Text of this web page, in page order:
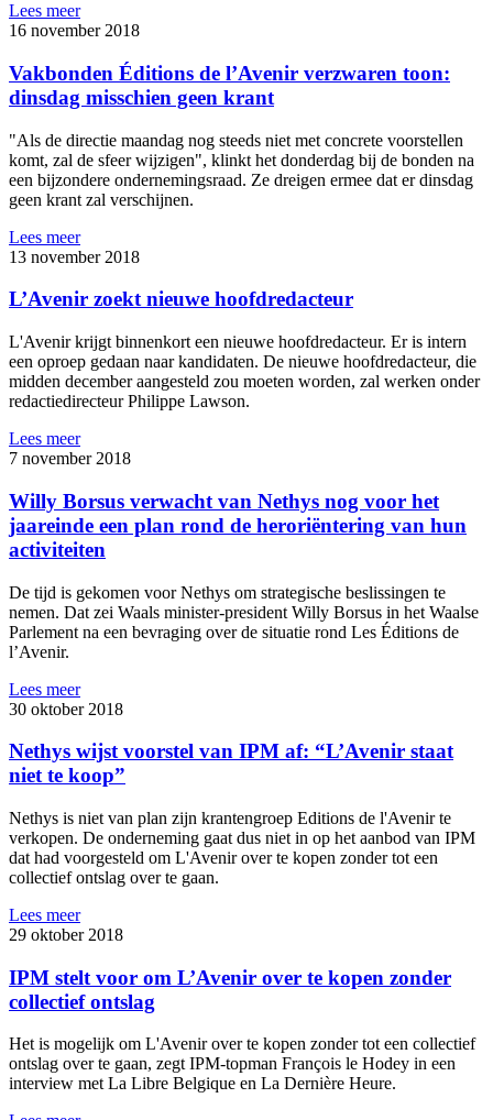
Lees meer
16 november 2018
Vakbonden Éditions de l’Avenir verzwaren toon:
dinsdag misschien geen krant
"Als de directie maandag nog steeds niet met concrete voorstellen
komt, zal de sfeer wijzigen", klinkt het donderdag bij de bonden na
een bijzondere ondernemingsraad. Ze dreigen ermee dat er dinsdag
geen krant zal verschijnen.
Lees meer
13 november 2018
L’Avenir zoekt nieuwe hoofdredacteur
L'Avenir krijgt binnenkort een nieuwe hoofdredacteur. Er is intern
een oproep gedaan naar kandidaten. De nieuwe hoofdredacteur, die
midden december aangesteld zou moeten worden, zal werken onder
redactiedirecteur Philippe Lawson.
Lees meer
7 november 2018
Willy Borsus verwacht van Nethys nog voor het
jaareinde een plan rond de heroriëntering van hun
activiteiten
De tijd is gekomen voor Nethys om strategische beslissingen te
nemen. Dat zei Waals minister-president Willy Borsus in het Waalse
Parlement na een bevraging over de situatie rond Les Éditions de
l’Avenir.
Lees meer
30 oktober 2018
Nethys wijst voorstel van IPM af: “L’Avenir staat
niet te koop”
Nethys is niet van plan zijn krantengroep Editions de l'Avenir te
verkopen. De onderneming gaat dus niet in op het aanbod van IPM
dat had voorgesteld om L'Avenir over te kopen zonder tot een
collectief ontslag over te gaan.
Lees meer
29 oktober 2018
IPM stelt voor om L’Avenir over te kopen zonder
collectief ontslag
Het is mogelijk om L'Avenir over te kopen zonder tot een collectief
ontslag over te gaan, zegt IPM-topman François le Hodey in een
interview met La Libre Belgique en La Dernière Heure.